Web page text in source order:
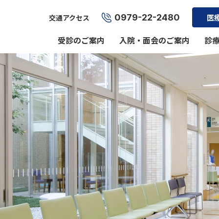
交通アクセス 0979-22-2480 医
受診のご案内 入院・面会のご案内 診